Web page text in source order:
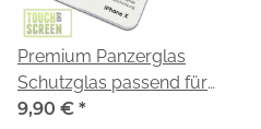
Premium Panzerglas
Schutzglas passend für
iPhone X
9,90 € *